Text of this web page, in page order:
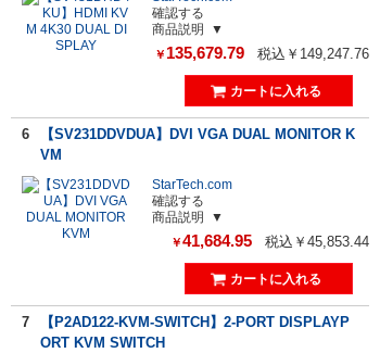
確認する
商品説明
￥ 135,679.79 税込￥149,247.76
6
【SV231DDVDUA】DVI VGA DUAL MONITOR K
VM
StarTech.com
確認する
商品説明
￥41,684.95 税込￥45,853.44
7
【P2AD122-KVM-SWITCH】2-PORT DISPLAYP
ORT KVM SWITCH